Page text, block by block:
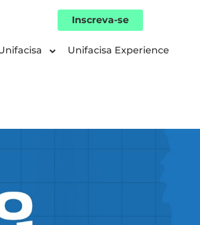
Inscreva-se
Unifacisa Experience